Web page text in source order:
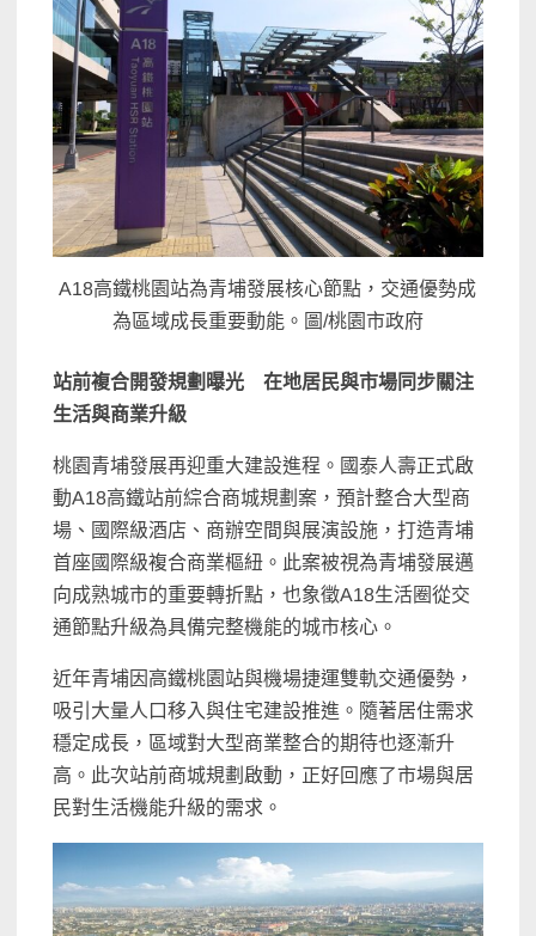
A18高鐵桃園站為青埔發展核心節點，交通優勢成
為區域成長重要動能。圖/桃園市政府
站前複合開發規劃曝光 在地居民與市場同步關注
生活與商業升級
桃園青埔發展再迎重大建設進程。國泰人壽正式啟
動A18高鐵站前綜合商城規劃案，預計整合大型商
場、國際級酒店、商辦空間與展演設施，打造青埔
首座國際級複合商業樞紐。此案被視為青埔發展邁
向成熟城市的重要轉折點，也象徵A18生活圈從交
通節點升級為具備完整機能的城市核心。
近年青埔因高鐵桃園站與機場捷運雙軌交通優勢，
吸引大量人口移入與住宅建設推進。隨著居住需求
穩定成長，區域對大型商業整合的期待也逐漸升
高。此次站前商城規劃啟動，正好回應了市場與居
民對生活機能升級的需求。